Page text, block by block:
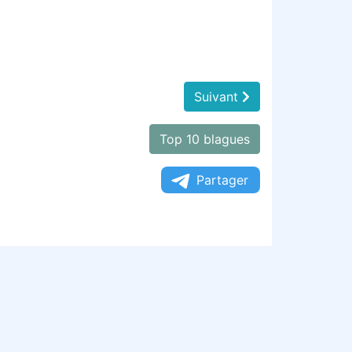
Suivant
Top 10 blagues
Partager